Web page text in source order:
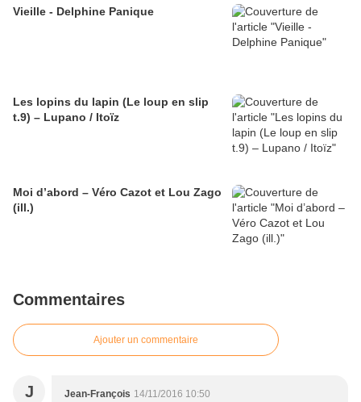
Vieille - Delphine Panique
Les lopins du lapin (Le loup en slip
t.9) – Lupano / Itoïz
Moi d’abord – Véro Cazot et Lou Zago
(ill.)
Commentaires
Ajouter un commentaire
J Jean-François 14/11/2016 10:50